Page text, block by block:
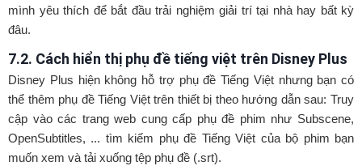
mình yêu thích để bắt đầu trải nghiệm giải trí tại nhà hay bất kỳ
đâu.
7.2. Cách hiển thị phụ đề tiếng việt trên Disney Plus
Disney Plus hiện không hỗ trợ phụ đề Tiếng Việt nhưng bạn có
thể thêm phụ đề Tiếng Việt trên thiết bị theo hướng dẫn sau: Truy
cập vào các trang web cung cấp phụ đề phim như Subscene,
OpenSubtitles, ... tìm kiếm phụ đề Tiếng Việt của bộ phim bạn
muốn xem và tải xuống tệp phụ đề (.srt).